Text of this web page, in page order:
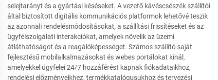
selejtarányt és a gyártási késéseket. A vezető kávéscsészék szállítói
által biztosított digitális kommunikációs platformok lehetővé teszik
az azonnali rendelésmódosításokat, a szállítási frissítéseket és az
ügyfélszolgálati interakciókat, amelyek növelik az üzemi
átláthatóságot és a reagálóképességet. Számos szállító saját
fejlesztésű mobilalkalmazásokat és webes portálokat kínál,
amelyekkel ügyfelei 24/7 hozzáférést kapnak fiókadataikhoz,
rendelési előzményeikhez, termékkatalógusukhoz és tervezési